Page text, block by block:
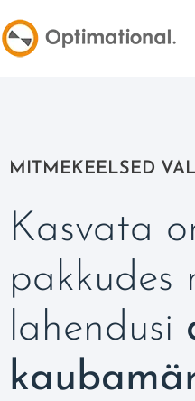
MITMEKEELSED
Kasvata
pakkudes
lahendusi